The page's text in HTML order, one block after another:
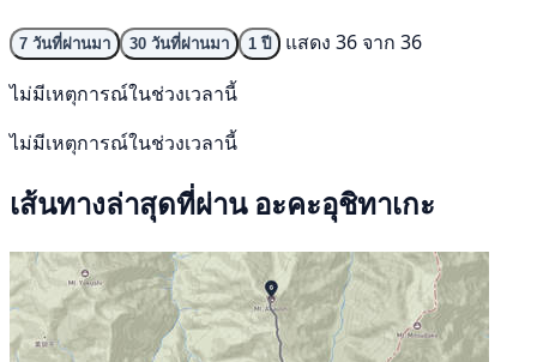
7 วันที่ผ่านมา 30 วันที่ผ่านมา 1 ปี
แสดง 36 จาก 36
ไม่มีเหตุการณ์ในช่วงเวลานี้
ไม่มีเหตุการณ์ในช่วงเวลานี้
เส้นทางล่าสุดที่ผ่าน อะคะอุชิทาเกะ